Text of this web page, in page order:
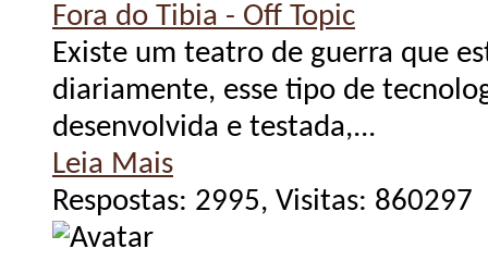
Fora do Tibia - Off Topic
Existe um teatro de guerra que
diariamente, esse tipo de
desenvolvida e testada,...
Leia Mais
Respostas: 2995, Visitas: 860297